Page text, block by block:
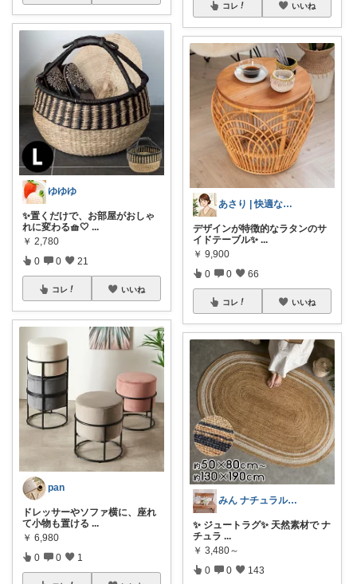
ゆゆゆ
✨置くだけで、お部屋がおしゃ
れに変わる🧺🤍 ...
￥ 2,780
0 0 21
コレ いいね
pan
ドレッサーやソファ横に、座れ
て小物も置ける ...
￥ 6,980
0 0 1
コレ いいね
あさり | 快適な暮らし
デザインが特徴的なラタンのサ
イドテーブル✨ ...
￥ 9,900
0 0 66
コレ いいね
みん ナチュラル✨♡*:.｡.
✨ ジュートラグ✨ 天然素材で ナ
チュラ ...
￥ 3,480～
0 0 143